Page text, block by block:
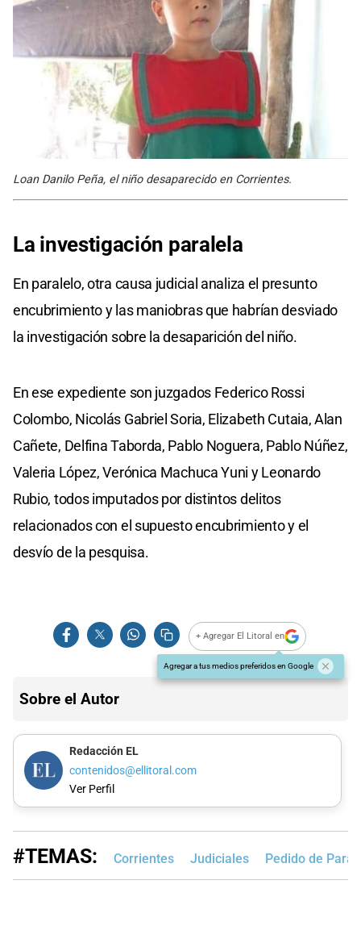
Loan Danilo Peña, el niño desaparecido en Corrientes.
La investigación paralela
En paralelo, otra causa judicial analiza el presunto
encubrimiento y las maniobras que habrían desviado
la investigación sobre la desaparición del niño.
En ese expediente son juzgados Federico Rossi
Colombo, Nicolás Gabriel Soria, Elizabeth Cutaia, Alan
Cañete, Delfina Taborda, Pablo Noguera, Pablo Núñez,
Valeria López, Verónica Machuca Yuni y Leonardo
Rubio, todos imputados por distintos delitos
relacionados con el supuesto encubrimiento y el
desvío de la pesquisa.
+ Agregar El Litoral en
Agregar a tus medios preferidos en Google
Sobre el Autor
Redacción EL
contenidos@ellitoral.com
Ver Perfil
#TEMAS: Corrientes Judiciales Pedido de